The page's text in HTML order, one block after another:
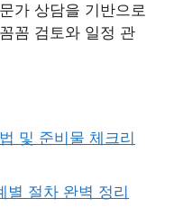
가 상담을 기반으로
꼼 검토와 일정 관
및 준비물 체크리
별 절차 완벽 정리